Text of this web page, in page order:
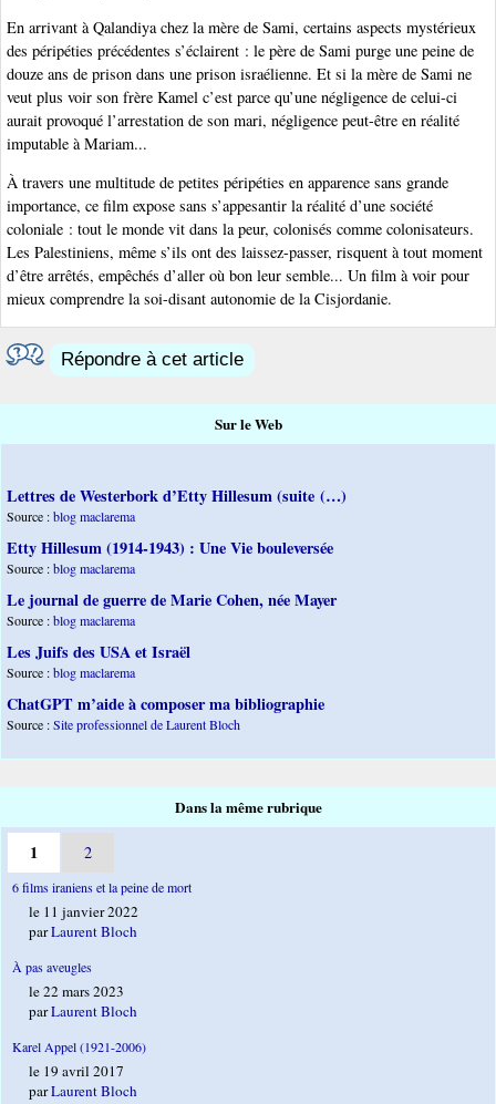
En arrivant à Qalandiya chez la mère de Sami, certains aspects mystérieux
des péripéties précédentes s’éclairent : le père de Sami purge une peine de
douze ans de prison dans une prison israélienne. Et si la mère de Sami ne
veut plus voir son frère Kamel c’est parce qu’une négligence de celui-ci
aurait provoqué l’arrestation de son mari, négligence peut-être en réalité
imputable à Mariam...
À travers une multitude de petites péripéties en apparence sans grande
importance, ce film expose sans s’appesantir la réalité d’une société
coloniale : tout le monde vit dans la peur, colonisés comme colonisateurs.
Les Palestiniens, même s’ils ont des laissez-passer, risquent à tout moment
d’être arrêtés, empêchés d’aller où bon leur semble... Un film à voir pour
mieux comprendre la soi-disant autonomie de la Cisjordanie.
Répondre à cet article
Sur le Web
Lettres de Westerbork d’Etty Hillesum (suite (…)
Source :blog maclarema
Etty Hillesum (1914-1943) : Une Vie bouleversée
Source :blog maclarema
Le journal de guerre de Marie Cohen, née Mayer
Source :blog maclarema
Les Juifs des USA et Israël
Source :blog maclarema
ChatGPT m’aide à composer ma bibliographie
Source :Site professionnel de Laurent Bloch
Dans la même rubrique
1 2
6 films iraniens et la peine de mort
le 11 janvier 2022
parLaurent Bloch
À pas aveugles
le 22 mars 2023
parLaurent Bloch
Karel Appel (1921-2006)
le 19 avril 2017
parLaurent Bloch